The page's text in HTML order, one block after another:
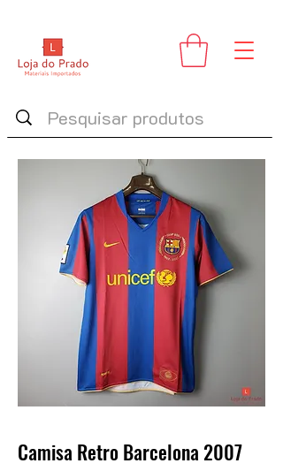
Camisa Retro Barcelona 2007